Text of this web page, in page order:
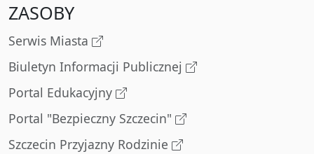
ZASOBY
Serwis Miasta
Biuletyn Informacji Publicznej
Portal Edukacyjny
Portal "Bezpieczny Szczecin"
Szczecin Przyjazny Rodzinie